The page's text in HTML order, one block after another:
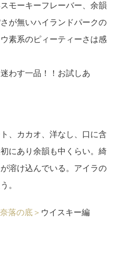
モーキーフレーバー、余韻
が無いハイランドパークの
素系のピィーティーさは感
わす一品！！お試しあ
、カカオ、洋なし、口に含
にあり余韻も中くらい。綺
溶け込んでいる。アイラの
。
落の底＞ ウイスキー編